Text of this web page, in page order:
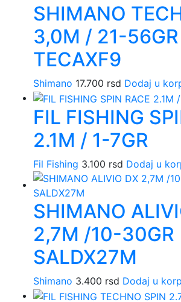
SHIMANO
3,0M / 21-56GR
TECAXF9
Shimano 17.700 rsd Dodaj u
FIL FISHING
2.1M / 1-7GR
Fil Fishing 3.100 rsd Dodaj u
SHIMANO
2,7M /10-30GR
SALDX27M
Shimano 3.400 rsd Dodaj u